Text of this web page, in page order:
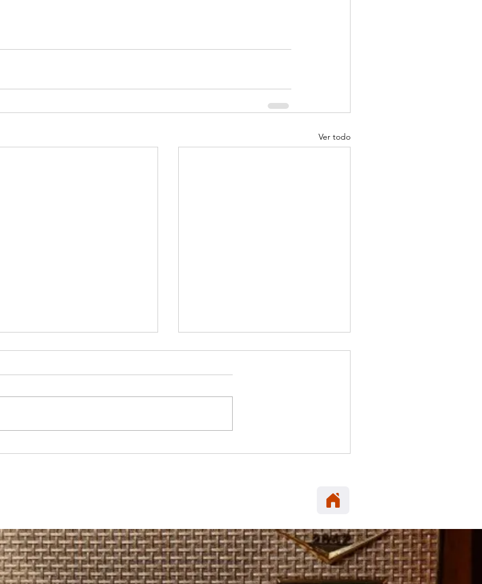
Ver todo
REGIONAL: Servicios médicos de
MARÍA ELENA: Carabineros